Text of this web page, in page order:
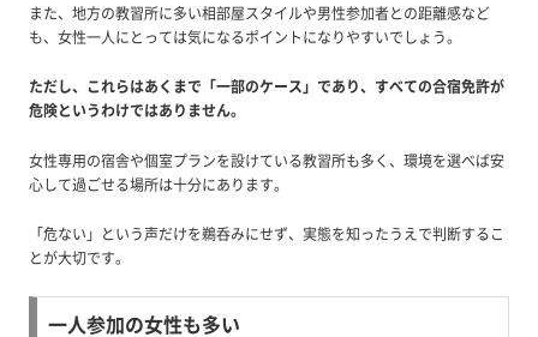
また、地方の教習所に多い相部屋スタイルや男性参加者との距離感など
も、女性一人にとっては気になるポイントになりやすいでしょう。
ただし、これらはあくまで「一部のケース」であり、すべての合宿免許が
危険というわけではありません。
女性専用の宿舎や個室プランを設けている教習所も多く、環境を選べば安
心して過ごせる場所は十分にあります。
「危ない」という声だけを鵜呑みにせず、実態を知ったうえで判断するこ
とが大切です。
一人参加の女性も多い